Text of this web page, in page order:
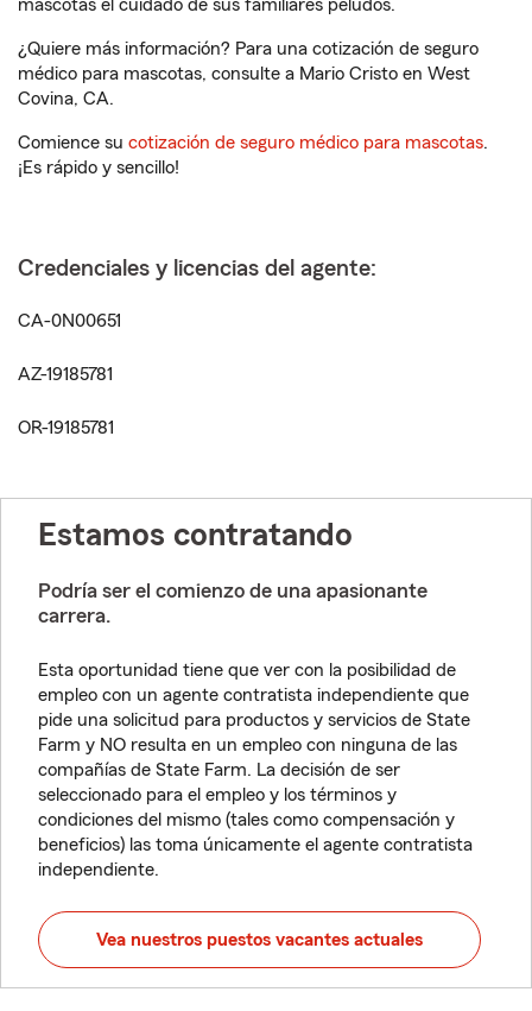
mascotas el cuidado de sus familiares peludos.
¿Quiere más información? Para una cotización de seguro
médico para mascotas, consulte a Mario Cristo en West
Covina, CA.
Comience su cotización de seguro médico para mascotas.
¡Es rápido y sencillo!
Credenciales y licencias del agente:
CA-0N00651
AZ-19185781
OR-19185781
Estamos contratando
Podría ser el comienzo de una apasionante
carrera.
Esta oportunidad tiene que ver con la posibilidad de
empleo con un agente contratista independiente que
pide una solicitud para productos y servicios de State
Farm y NO resulta en un empleo con ninguna de las
compañías de State Farm. La decisión de ser
seleccionado para el empleo y los términos y
condiciones del mismo (tales como compensación y
beneficios) las toma únicamente el agente contratista
independiente.
Vea nuestros puestos vacantes actuales